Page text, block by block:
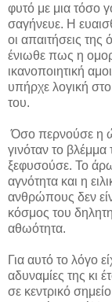
φυτό με μια τόσο
σαγήνευε. Η
οι απαιτήσεις
ένιωθε πως η
ικανοποιητική
υπήρχε λογική
του.
Όσο περνούσε η
γινόταν το βλέμμα
ξεφυσούσε. Το
αγνότητα και η
ανθρώπους δεν
κόσμος του
αθωότητα.
Για αυτό το λόγο
αδυναμίες της κι
σε κεντρικό